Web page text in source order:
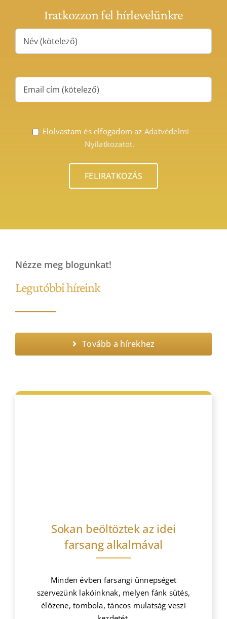
Iratkozzon fel hírlevelünkre
Elolvastam és elfogadom az Adatvédelmi
Nyilatkozatot.
Nézze meg blogunkat!
Legutóbbi híreink
Tovább a hírekhez
Sokan beöltöztek az idei
farsang alkalmával
Minden évben farsangi ünnepséget
szervezünk lakóinknak, melyen fánk sütés,
élőzene, tombola, táncos mulatság veszi